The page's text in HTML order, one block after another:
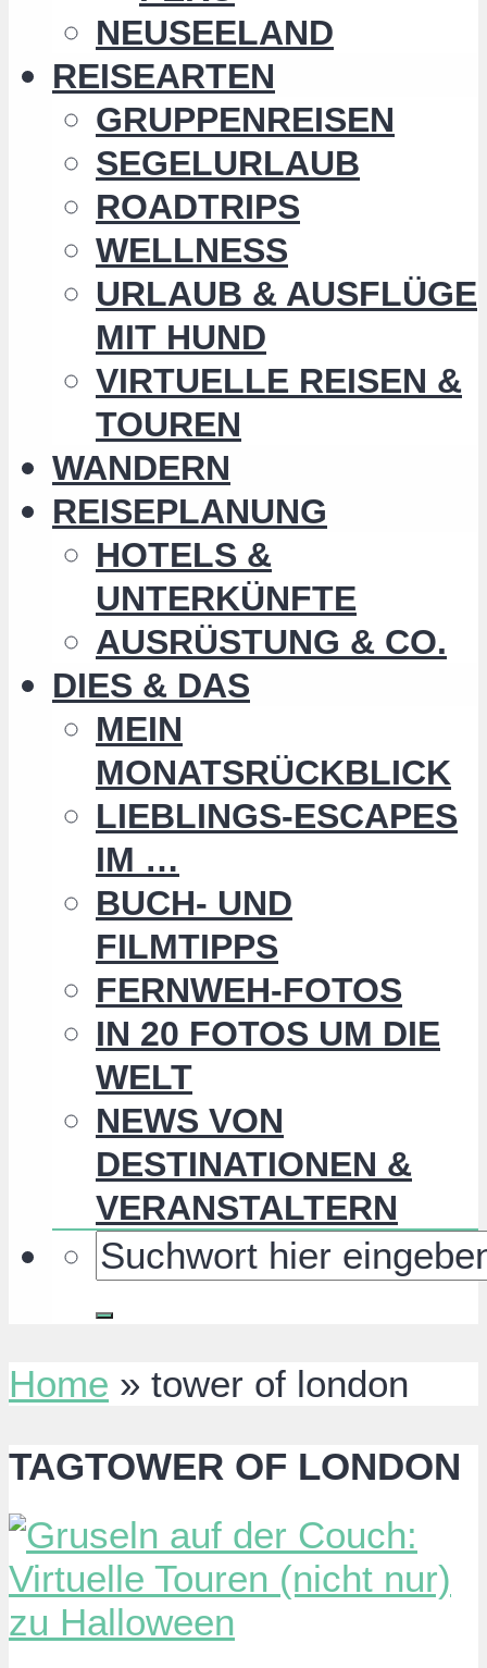
NEUSEELAND
REISEARTEN
GRUPPENREISEN
SEGELURLAUB
ROADTRIPS
WELLNESS
URLAUB & AUSFLÜGE
MIT HUND
VIRTUELLE REISEN &
TOUREN
WANDERN
REISEPLANUNG
HOTELS &
UNTERKÜNFTE
AUSRÜSTUNG & CO.
DIES & DAS
MEIN
MONATSRÜCKBLICK
LIEBLINGS-ESCAPES
IM …
BUCH- UND
FILMTIPPS
FERNWEH-FOTOS
IN 20 FOTOS UM DIE
WELT
NEWS VON
DESTINATIONEN &
VERANSTALTERN
Home » tower of london
TAGTOWER OF LONDON